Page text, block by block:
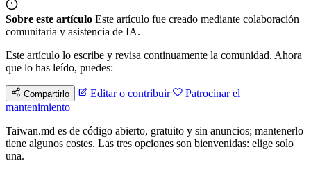
Sobre este artículo Este artículo fue creado mediante colaboración
comunitaria y asistencia de IA.
Este artículo lo escribe y revisa continuamente la comunidad. Ahora
que lo has leído, puedes:
Compartirlo Editar o contribuir
Patrocinar el
mantenimiento
Taiwan.md es de código abierto, gratuito y sin anuncios; mantenerlo
tiene algunos costes. Las tres opciones son bienvenidas: elige solo
una.